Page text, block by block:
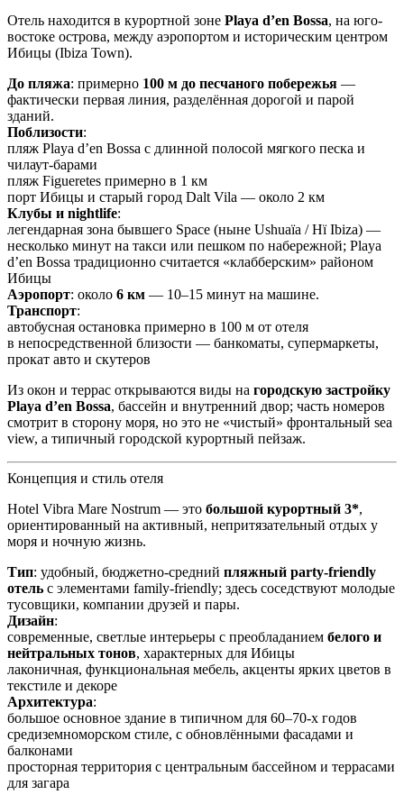
Отель находится в курортной зоне Playa d’en Bossa, на юго-
востоке острова, между аэропортом и историческим центром
Ибицы (Ibiza Town).
До пляжа: примерно 100 м до песчаного побережья —
фактически первая линия, разделённая дорогой и парой
зданий.
Поблизости:
пляж Playa d’en Bossa с длинной полосой мягкого песка и
чилаут-барами
пляж Figueretes примерно в 1 км
порт Ибицы и старый город Dalt Vila — около 2 км
Клубы и nightlife:
легендарная зона бывшего Space (ныне Ushuaïa / Hï Ibiza) —
несколько минут на такси или пешком по набережной; Playa
d’en Bossa традиционно считается «клабберским» районом
Ибицы
Аэропорт: около 6 км — 10–15 минут на машине.
Транспорт:
автобусная остановка примерно в 100 м от отеля
в непосредственной близости — банкоматы, супермаркеты,
прокат авто и скутеров
Из окон и террас открываются виды на городскую застройку
Playa d’en Bossa, бассейн и внутренний двор; часть номеров
смотрит в сторону моря, но это не «чистый» фронтальный sea
view, а типичный городской курортный пейзаж.
Концепция и стиль отеля
Hotel Vibra Mare Nostrum — это большой курортный 3*,
ориентированный на активный, непритязательный отдых у
моря и ночную жизнь.
Тип: удобный, бюджетно-средний пляжный party-friendly
отель с элементами family-friendly; здесь соседствуют молодые
тусовщики, компании друзей и пары.
Дизайн:
современные, светлые интерьеры с преобладанием белого и
нейтральных тонов, характерных для Ибицы
лаконичная, функциональная мебель, акценты ярких цветов в
текстиле и декоре
Архитектура:
большое основное здание в типичном для 60–70-х годов
средиземноморском стиле, с обновлёнными фасадами и
балконами
просторная территория с центральным бассейном и террасами
для загара